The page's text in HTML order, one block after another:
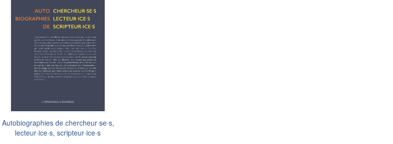
Autobiographies de chercheur·se·s,
lecteur·ice·s, scripteur·ice·s